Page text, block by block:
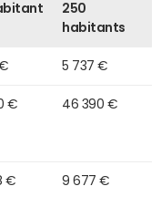
250
habitants
5 737 €
€ 46 390 €
€ 9 677 €